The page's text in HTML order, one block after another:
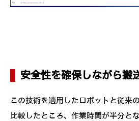
安全性を確保しながら搬
この技術を適用したロボットと従来
比較したところ、作業時間が半分と